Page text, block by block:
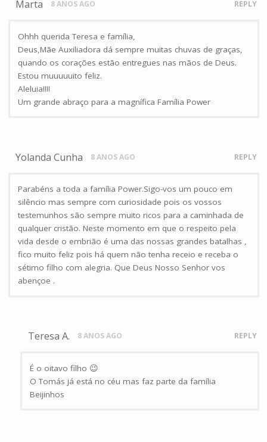
Marta 8 ANOS AGO REPLY
Ohhh querida Teresa e família,
Deus,Mãe Auxiliadora dá sempre muitas chuvas de graças,
quando os corações estão entregues nas mãos de Deus.
Estou muuuuuito feliz.
Aleluia!!!!
Um grande abraço para a magnífica Família Power
Yolanda Cunha 8 ANOS AGO REPLY
Parabéns a toda a família Power.Sigo-vos um pouco em
silêncio mas sempre com curiosidade pois os vossos
testemunhos são sempre muito ricos para a caminhada de
qualquer cristão. Neste momento em que o respeito pela
vida desde o embrião é uma das nossas grandes batalhas ,
fico muito feliz pois há quem não tenha receio e receba o
sétimo filho com alegria. Que Deus Nosso Senhor vos
abençoe .
Teresa A. 8 ANOS AGO REPLY
É o oitavo filho 😉
O Tomás já está no céu mas faz parte da família
Beijinhos